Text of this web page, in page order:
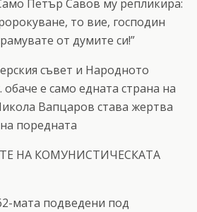
Петър Савов му репликира:
то вие, господин
от думите си!”
съвет и Народното
обаче е само едната страна на
Вапцаров става жертва
поредната
НА КОМУНИСТИЧЕСКАТА
мата подведени под